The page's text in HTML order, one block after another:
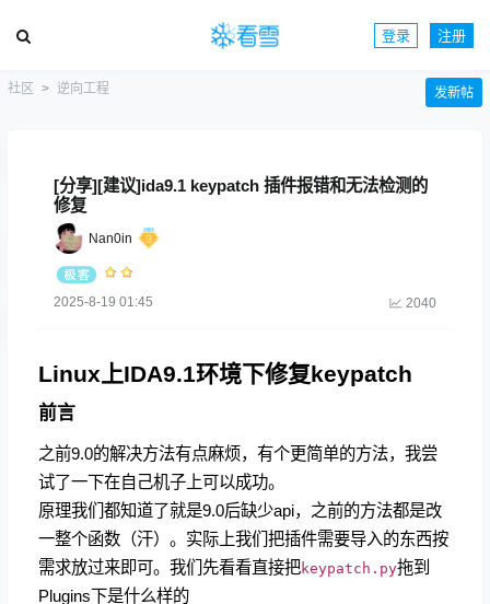
登录 注册
社区 逆向工程 发新帖
[分享][建议]ida9.1 keypatch 插件报错和无法检测的
修复
Nan0in
2025-8-19 01:45 2040
Linux上IDA9.1环境下修复keypatch
前言
之前9.0的解决方法有点麻烦，有个更简单的方法，我尝
试了一下在自己机子上可以成功。
原理我们都知道了就是9.0后缺少api，之前的方法都是改
一整个函数（汗）。实际上我们把插件需要导入的东西按
需求放过来即可。我们先看看直接把keypatch.py拖到
Plugins下是什么样的